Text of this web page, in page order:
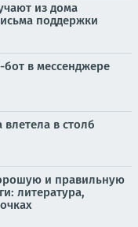
из дома
поддержки
в мессенджере
в столб
и правильную
литература,